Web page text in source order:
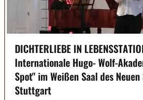
DICHTERLIEBE IN
Internationale Hugo- Wolf-
Spot" im Weißen Saal des
Stuttgart